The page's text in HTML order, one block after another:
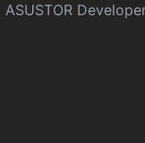
ASUSTOR